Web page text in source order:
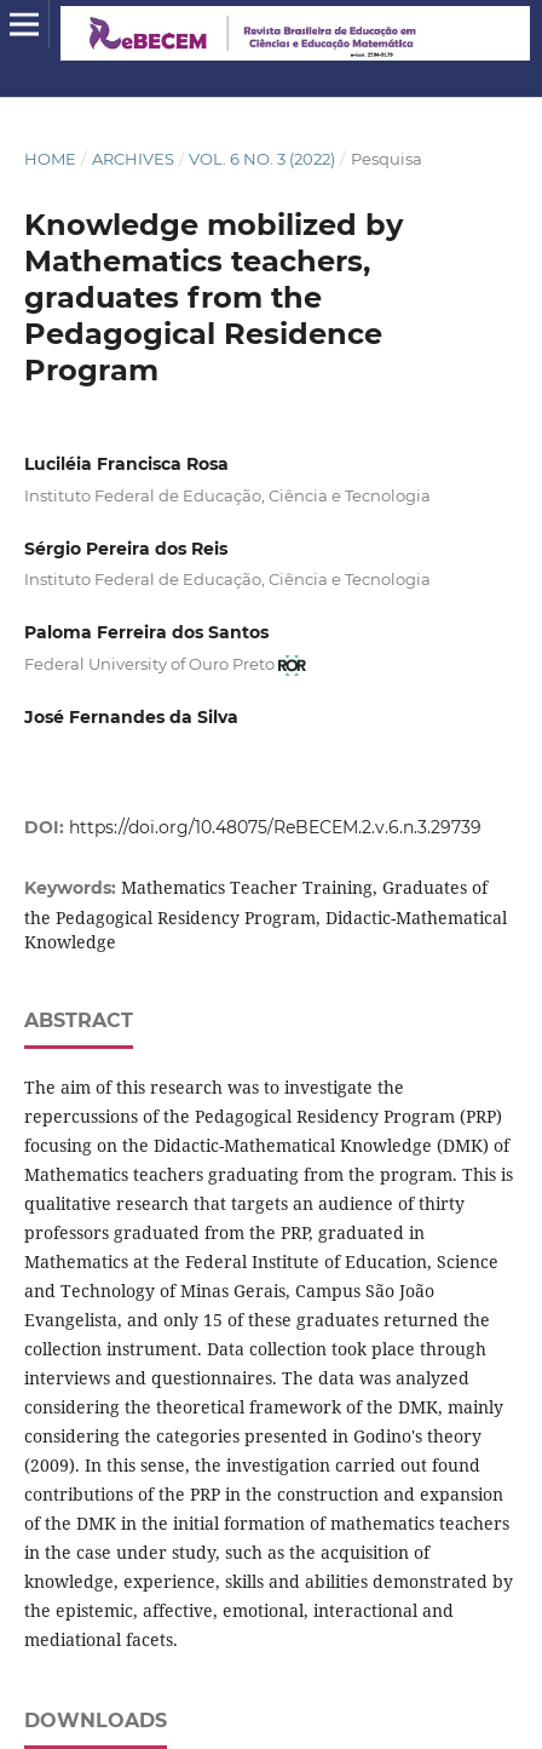
HOME / ARCHIVES / VOL. 6 NO. 3 (2022) / Pesquisa
Knowledge mobilized by
Mathematics teachers,
graduates from the
Pedagogical Residence
Program
Luciléia Francisca Rosa
Instituto Federal de Educação, Ciência e Tecnologia
Sérgio Pereira dos Reis
Instituto Federal de Educação, Ciência e Tecnologia
Paloma Ferreira dos Santos
Federal University of Ouro Preto
José Fernandes da Silva
DOI: https://doi.org/10.48075/ReBECEM.2.v.6.n.3.29739
Keywords: Mathematics Teacher Training, Graduates of
the Pedagogical Residency Program, Didactic-Mathematical
Knowledge
ABSTRACT
The aim of this research was to investigate the
repercussions of the Pedagogical Residency Program (PRP)
focusing on the Didactic-Mathematical Knowledge (DMK) of
Mathematics teachers graduating from the program. This is
qualitative research that targets an audience of thirty
professors graduated from the PRP, graduated in
Mathematics at the Federal Institute of Education, Science
and Technology of Minas Gerais, Campus São João
Evangelista, and only 15 of these graduates returned the
collection instrument. Data collection took place through
interviews and questionnaires. The data was analyzed
considering the theoretical framework of the DMK, mainly
considering the categories presented in Godino's theory
(2009). In this sense, the investigation carried out found
contributions of the PRP in the construction and expansion
of the DMK in the initial formation of mathematics teachers
in the case under study, such as the acquisition of
knowledge, experience, skills and abilities demonstrated by
the epistemic, affective, emotional, interactional and
mediational facets.
DOWNLOADS